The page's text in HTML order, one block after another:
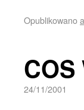
Opublikowano
COS
24/11/2001